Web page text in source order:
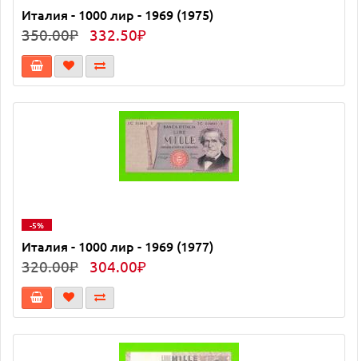
Италия - 1000 лир - 1969 (1975)
350.00₽ 332.50₽
-5%
Италия - 1000 лир - 1969 (1977)
320.00₽ 304.00₽